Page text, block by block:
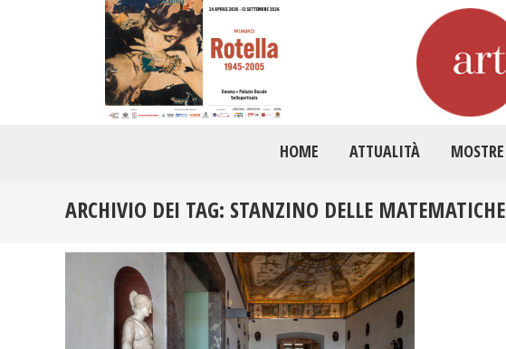
HOME ATTUALITÀ MOSTRE
ARCHIVIO DEI TAG: STANZINO DELLE MATEMATICHE